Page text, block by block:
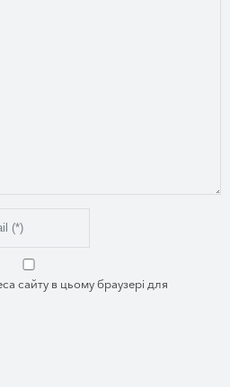
сайту в цьому браузері для